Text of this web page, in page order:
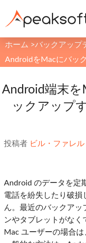
ホーム >バックアップ
AndroidをMacにバッ
Android端末
ックアップ
投稿者 ビル・ファレル
Android のデータを定
電話を紛失したり破損
ん。最近のバックア
ンやタブレットがなく
Mac ユーザーの場合は